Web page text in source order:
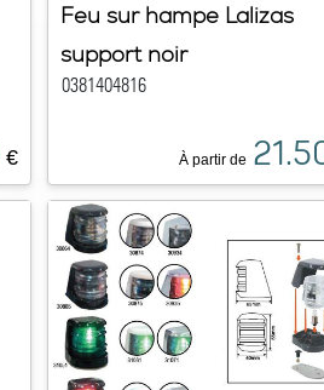
€
Feu sur hampe Lalizas
support noir
0381404816
À partir de